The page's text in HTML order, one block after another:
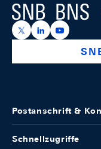
Logo
https://x.com/
https://https://
Postanschrift &
Schnellzugriffe